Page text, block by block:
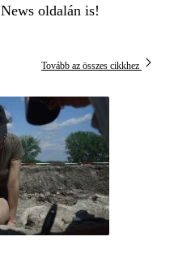
News oldalán is!
Tovább az összes cikkhez